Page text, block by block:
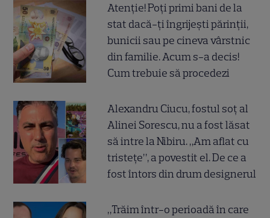
Atenție! Poți primi bani de la
stat dacă-ți îngrijești părinții,
bunicii sau pe cineva vârstnic
din familie. Acum s-a decis!
Cum trebuie să procedezi
Alexandru Ciucu, fostul soț al
Alinei Sorescu, nu a fost lăsat
să intre la Nibiru. „Am aflat cu
tristețe”, a povestit el. De ce a
fost întors din drum designerul
„Trăim într-o perioadă în care